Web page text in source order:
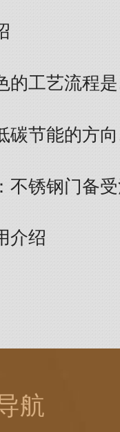
的工艺流程
碳节能的方
不锈钢门备
介绍
航